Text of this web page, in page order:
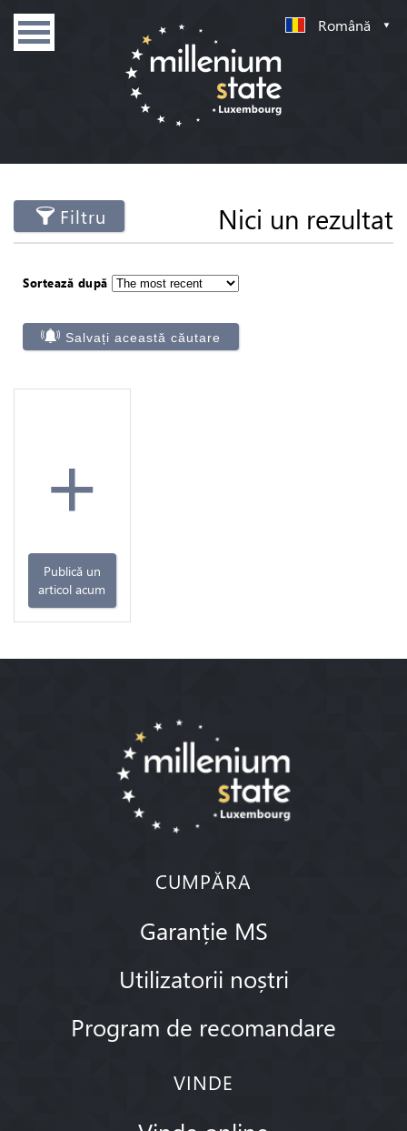
Română
Filtru Nici un rezultat
Sortează după
Salvați această căutare
+
Publică un
articol acum
CUMPĂRA
Garanție MS
Utilizatorii noștri
Program de recomandare
VINDE